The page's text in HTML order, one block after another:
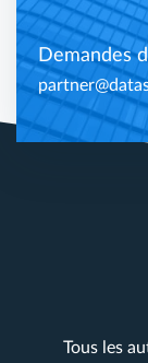
Demandes
Tous les